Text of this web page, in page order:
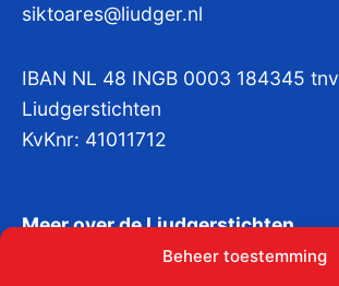
Beheer toestemming
siktoares@liudger.nl
IBAN NL 48 INGB 0003 184345 tnv
Liudgerstichten
KvKnr: 41011712
Meer over de Liudgerstichten